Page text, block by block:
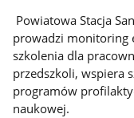
Powiatowa Stacja
prowadzi monitoring
szkolenia dla
przedszkoli, wspiera
programów
naukowej.